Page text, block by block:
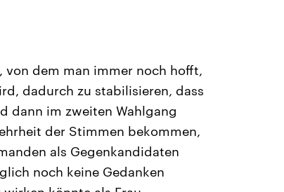
von dem man immer noch hofft,
dadurch zu stabilisieren, dass
dann im zweiten Wahlgang
der Stimmen bekommen,
als Gegenkandidaten
noch keine Gedanken